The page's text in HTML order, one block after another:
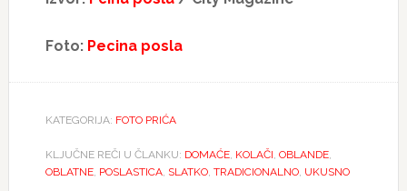
Foto: Pecina posla
KATEGORIJA: FOTO PRIĆA
KLJUČNE REČI U ČLANKU: DOMAĆE, KOLAČI, OBLANDE,
OBLATNE, POSLASTICA, SLATKO, TRADICIONALNO, UKUSNO